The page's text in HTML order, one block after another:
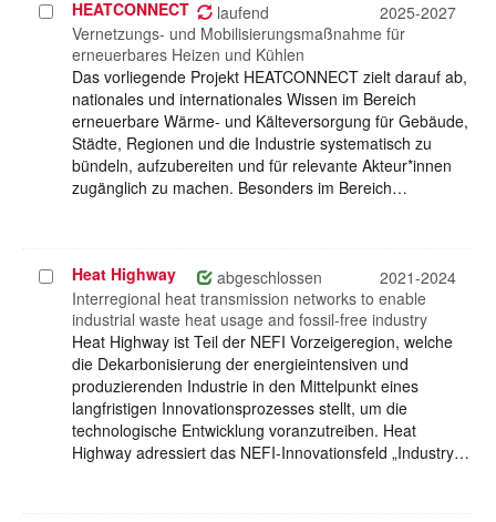
Projekt
auswählen
HEATCONNECT laufend
2025-2027
Vernetzungs- und Mobilisierungsmaßnahme für
erneuerbares Heizen und Kühlen
Das vorliegende Projekt HEATCONNECT zielt darauf ab,
nationales und internationales Wissen im Bereich
erneuerbare Wärme- und Kälteversorgung für Gebäude,
Städte, Regionen und die Industrie systematisch zu
bündeln, aufzubereiten und für relevante Akteur*innen
zugänglich zu machen. Besonders im Bereich…
Projekt
auswählen
Heat Highway abgeschlossen
2021-2024
Interregional heat transmission networks to enable
industrial waste heat usage and fossil-free industry
Heat Highway ist Teil der NEFI Vorzeigeregion, welche
die Dekarbonisierung der energieintensiven und
produzierenden Industrie in den Mittelpunkt eines
langfristigen Innovationsprozesses stellt, um die
technologische Entwicklung voranzutreiben. Heat
Highway adressiert das NEFI-Innovationsfeld „Industry…